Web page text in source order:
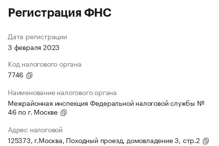
Регистрация ФНС
Дата регистрации
3 февраля 2023
Код налогового органа
7746
Наименование налогового органа
Межрайонная инспекция Федеральной налоговой службы №
46 по г. Москве
Адрес налоговой
125373, г.Москва, Походный проезд, домовладение 3, стр.2